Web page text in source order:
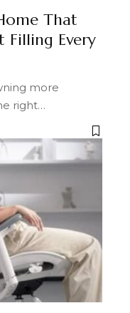
That
Filling Every
more
right…